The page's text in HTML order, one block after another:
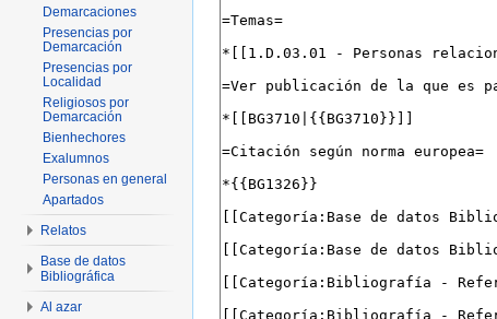
Demarcaciones
Presencias por
Demarcación
Presencias por
Localidad
Religiosos por
Demarcación
Bienhechores
Exalumnos
Personas en general
Apartados
Relatos
Base de datos
Bibliográfica
Al azar